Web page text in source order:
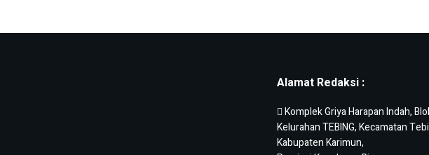
Alamat Redaksi :
Komplek Griya Harapan Indah,
Kelurahan TEBING, Kecamatan
Kabupaten Karimun,